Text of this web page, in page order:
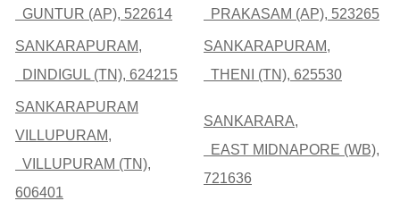
GUNTUR (AP), 522614
PRAKASAM (AP), 523265
SANKARAPURAM,
DINDIGUL (TN), 624215
SANKARAPURAM,
THENI (TN), 625530
SANKARAPURAM
VILLUPURAM,
VILLUPURAM (TN),
606401
SANKARARA,
EAST MIDNAPORE (WB),
721636